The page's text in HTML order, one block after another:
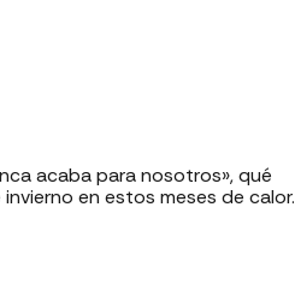
acaba para nosotros», qué
en estos meses de calor.